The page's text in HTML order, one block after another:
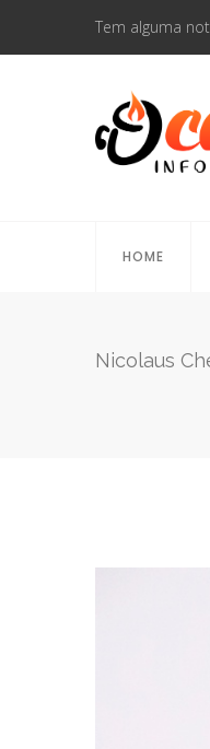
Tem alguma
HOME
Nicolaus